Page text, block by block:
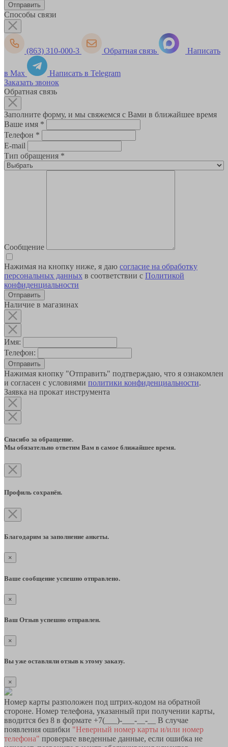
Способы связи
(863) 310-000-3 Обратная связь Написать
в Max
Написать в Telegram
Заказать звонок
Обратная связь
Заполните форму, и мы свяжемся с Вами в ближайшее время
Ваше имя *
Телефон *
E-mail
Тип обращения *
Сообщение
Нажимая на кнопку ниже, я даю согласие на обработку
персональных данных в соответствии с Политикой
конфиденциальности
Наличие в магазинах
Имя:
Телефон:
Отправить
Нажимая кнопку "Отправить" подтверждаю, что я ознакомлен
и согласен с условиями политики конфиденциальности.
Заявка на прокат инструмента
Спасибо за обращение.
Мы обязательно ответим Вам в самое ближайшее время.
Профиль сохранён.
Благодарим за заполнение анкеты.
×
Ваше сообщение успешно отправлено.
×
Ваш Отзыв успешно отправлен.
×
Вы уже оставляли отзыв к этому заказу.
×
Номер карты разположен под штрих-кодом на обратной
стороне. Номер телефона, указанный при получении карты,
вводится без 8 в формате +7(___)-___-__-__ В случае
появления ошибки "Неверный номер карты и/или номер
телефона" проверьте введенные данные, если ошибка не